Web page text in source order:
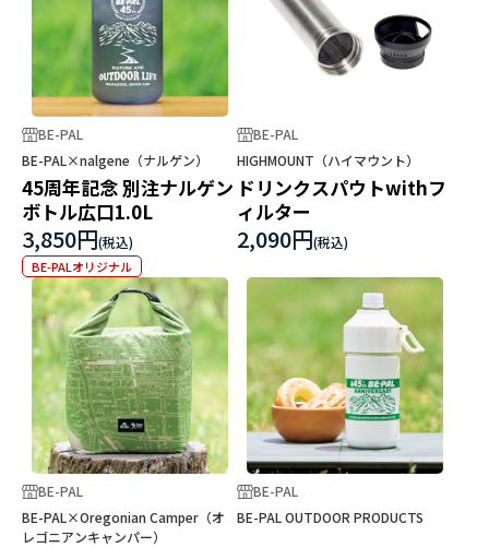
BE-PAL
BE-PAL×nalgene（ナルゲン）
45周年記念 別注ナルゲン
ボトル広口1.0L
3,850円
BE-PALオリジナル
BE-PAL
HIGHMOUNT（ハイマウント）
ドリンクスパウトwithフ
ィルター
2,090円
BE-PAL
BE-PAL×Oregonian Camper（オ
レゴニアンキャンパー）
BE-PAL
BE-PAL OUTDOOR PRODUCTS